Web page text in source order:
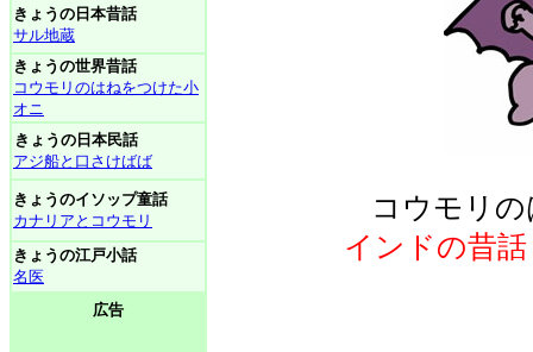
きょうの日本昔話
サル地蔵
きょうの世界昔話
コウモリのはねをつけた小
オニ
きょうの日本民話
アジ船と口さけばば
きょうのイソップ童話
カナリアとコウモリ
きょうの江戸小話
名医
広告
コウモリ
インドの昔話